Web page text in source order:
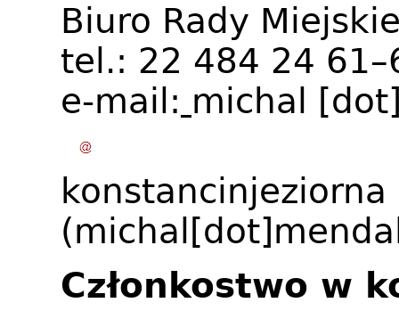
Biuro Rady
tel.: 22 484 24
e-mail: michal
konstancinjeziorna
Członkostwo w